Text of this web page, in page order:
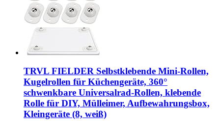
TRVL FIELDER Selbstklebende Mini-Rollen,
Kugelrollen für Küchengeräte, 360°
schwenkbare Universalrad-Rollen, klebende
Rolle für DIY, Mülleimer, Aufbewahrungsbox,
Kleingeräte (8, weiß)